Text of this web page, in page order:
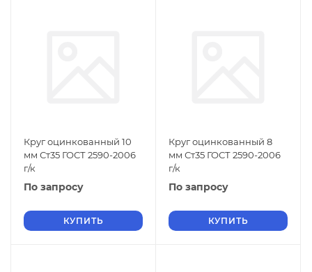
Круг оцинкованный 10
мм Ст35 ГОСТ 2590-2006
г/к
По запросу
КУПИТЬ
Круг оцинкованный 8
мм Ст35 ГОСТ 2590-2006
г/к
По запросу
КУПИТЬ